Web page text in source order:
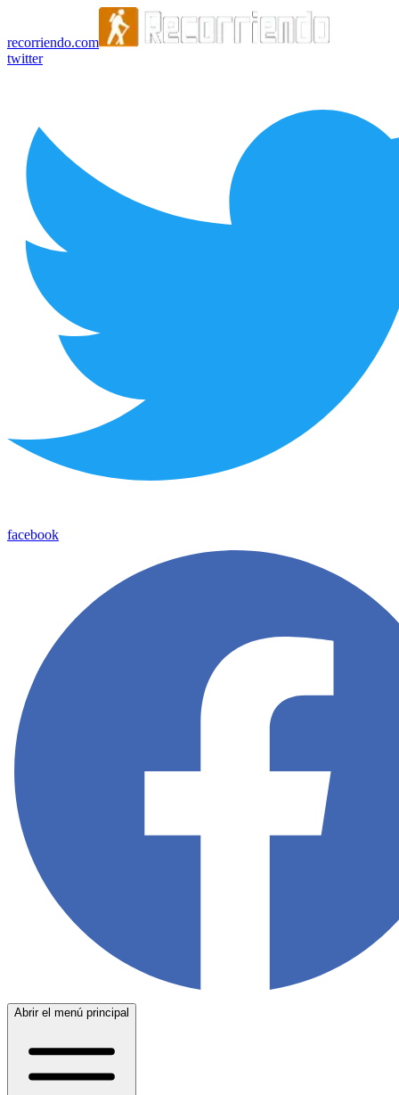
recorriendo.com
twitter
facebook
Abrir el menú principal